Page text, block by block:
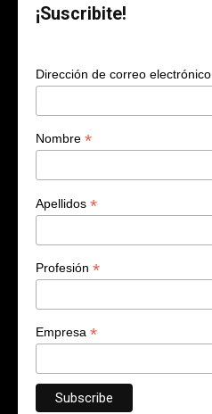
¡Suscribite!
Dirección de correo electrónico
Nombre *
Apellidos *
Profesión *
Empresa *